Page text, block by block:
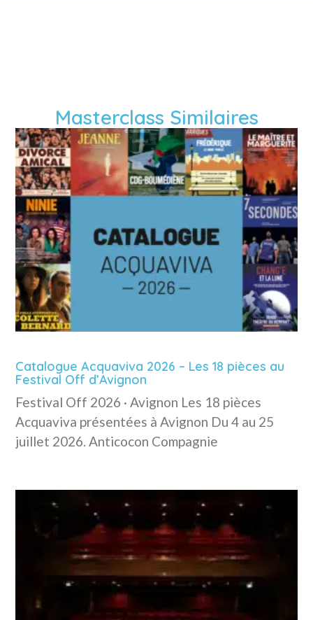
Masterclass Similaires
Catalogue Acquaviva 2026 – Les 18 pièces au
Festival Off d’Avignon
Festival Off 2026 · Avignon Les 18 pièces
Acquaviva présentées à Avignon Du 4 au 25
juillet 2026. Anticocon Compagnie